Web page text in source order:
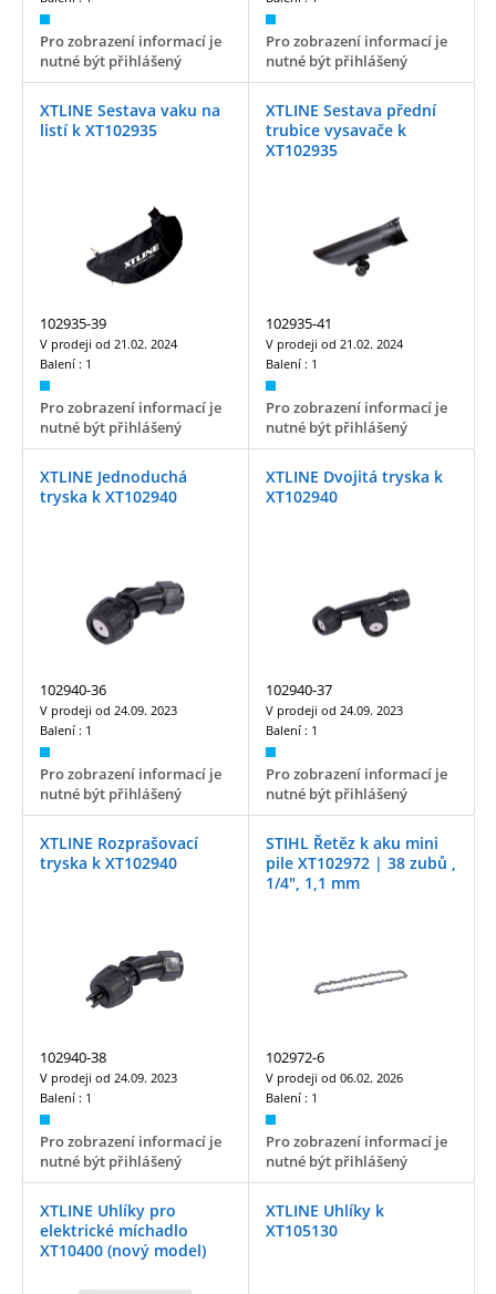
Pro zobrazení informací je
nutné být přihlášený
Pro zobrazení informací je
nutné být přihlášený
XTLINE Sestava vaku na
listí k XT102935
102935-39
V prodeji od 21.02. 2024
Balení : 1
Pro zobrazení informací je
nutné být přihlášený
XTLINE Sestava přední
trubice vysavače k
XT102935
102935-41
V prodeji od 21.02. 2024
Balení : 1
Pro zobrazení informací je
nutné být přihlášený
XTLINE Jednoduchá
tryska k XT102940
102940-36
V prodeji od 24.09. 2023
Balení : 1
Pro zobrazení informací je
nutné být přihlášený
XTLINE Dvojitá tryska k
XT102940
102940-37
V prodeji od 24.09. 2023
Balení : 1
Pro zobrazení informací je
nutné být přihlášený
XTLINE Rozprašovací
tryska k XT102940
102940-38
V prodeji od 24.09. 2023
Balení : 1
Pro zobrazení informací je
nutné být přihlášený
STIHL Řetěz k aku mini
pile XT102972 | 38 zubů ,
1/4", 1,1 mm
102972-6
V prodeji od 06.02. 2026
Balení : 1
Pro zobrazení informací je
nutné být přihlášený
XTLINE Uhlíky pro
elektrické míchadlo
XT10400 (nový model)
XTLINE Uhlíky k
XT105130